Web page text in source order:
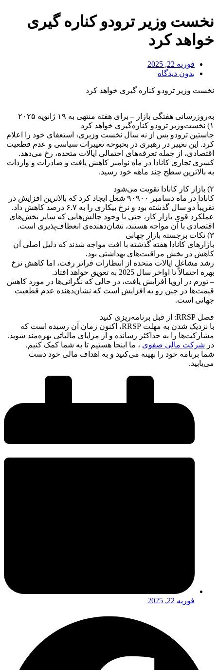
نخست وزیر ترودو کناره گیری
خواهد کرد
فوریه 22, 2025
بدون دیدگاه
نخست وزیر ترودو کناره گیری خواهد کرد
به‌روزرسانی هفتگی بازار – برای هفته منتهی به ۱۹ ژانویه ۲۰۲۵
۱) نخست‌وزیر ترودو کناره‌گیری خواهد کرد
جاستین ترودو پس از نه سال نخست وزیری، استعفای خود را اعلام
کرد. این تغییر در رهبری در بحبوحه تغییرات سیاسی و عدم قطعیت
اقتصادی، از جمله تعرفه‌های احتمالی ایالات متحده، رخ می‌دهد.
کسری تجاری کانادا در ماه نوامبر کاهش یافت و صادرات و واردات
به بالاترین سطح چند ماهه خود رسید.
۲) بازار کار کانادا تقویت می‌شود
کانادا در ماه دسامبر ۹۰۹۰۰ شغل ایجاد کرد که بالاترین افزایش در
تقریباً دو سال گذشته بود و نرخ بیکاری را به ۶.۷ درصد کاهش داد.
عملکرد قوی بازار کار، حتی با وجود چالش‌هایی که سایر بخش‌های
اقتصادی با آن مواجه هستند، نشان‌دهنده‌ی انعطاف‌پذیری است.
۳) نکات برجسته بازار جهانی
بازارهای کانادا هفته گذشته با افت مواجه شدند که دلیل اصلی آن
کاهش در بخش مراقبت‌های بهداشتی بود.
رشد مشاغل ایالات متحده از انتظارات فراتر رفت، اما کاهش نرخ
بهره احتمالاً تا اواخر سال 2025 به تعویق خواهد افتاد.
– تورم در اروپا افزایش یافت، در حالی که نگرانی‌ها در مورد کاهش
قیمت‌ها در چین رو به افزایش است که نشان‌دهنده عدم قطعیت
جهانی است.
فصل RRSP: از قبل برنامه‌ریزی کنید
با نزدیک شدن به مهلت RRSP، اکنون زمان آن رسیده است که
مشارکت‌ها را به حداکثر رسانده و از مزایای مالیاتی بهره‌مند شوید.
در شرکت مالی صفوی ، ما اینجا هستیم تا به شما کمک کنیم.
شما برنامه خود را بهینه می‌کنید و به اهداف مالی خود دست
می‌یابید.
فوریه 22, 2025